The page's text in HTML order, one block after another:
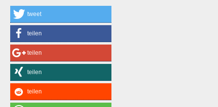
tweet
teilen
teilen
teilen
teilen